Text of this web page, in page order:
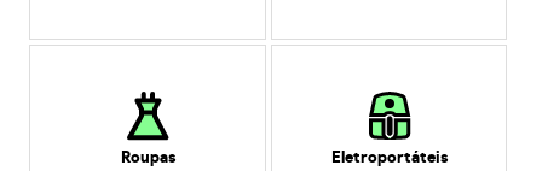
Roupas Eletroportáteis